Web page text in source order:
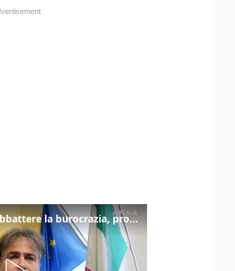
La fibra aiuta l'IA ad abbattere la burocrazia, progetto pilota in Veneto